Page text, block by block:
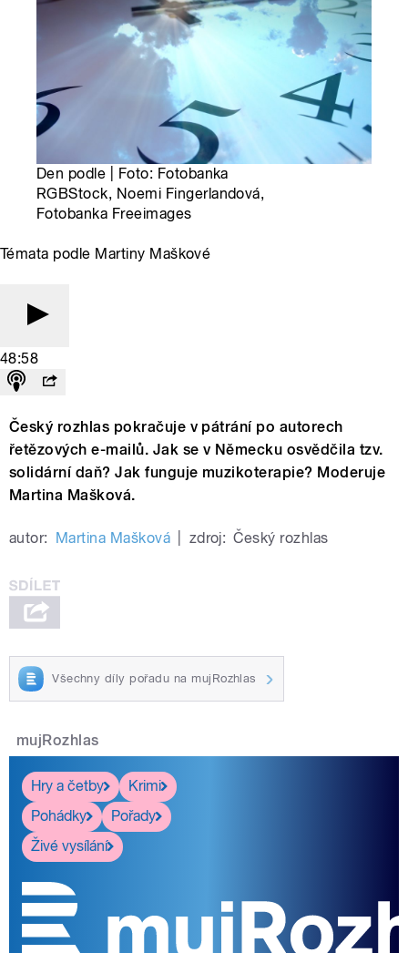
Den podle | Foto: Fotobanka
RGBStock, Noemi Fingerlandová,
Fotobanka Freeimages
Témata podle Martiny Maškové
48:58
Český rozhlas pokračuje v pátrání po autorech
řetězových e-mailů. Jak se v Německu osvědčila tzv.
solidární daň? Jak funguje muzikoterapie? Moderuje
Martina Mašková.
autor: Martina Mašková zdroj: Český rozhlas
Všechny díly pořadu na mujRozhlas
mujRozhlas
Hry a četby
Krimi
Pohádky
Pořady
Živé vysílání